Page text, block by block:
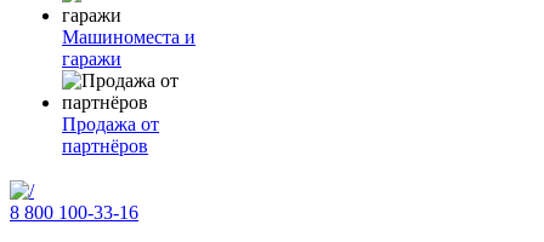
Машиноместа и
гаражи
Продажа от
партнёров
8 800 100-33-16